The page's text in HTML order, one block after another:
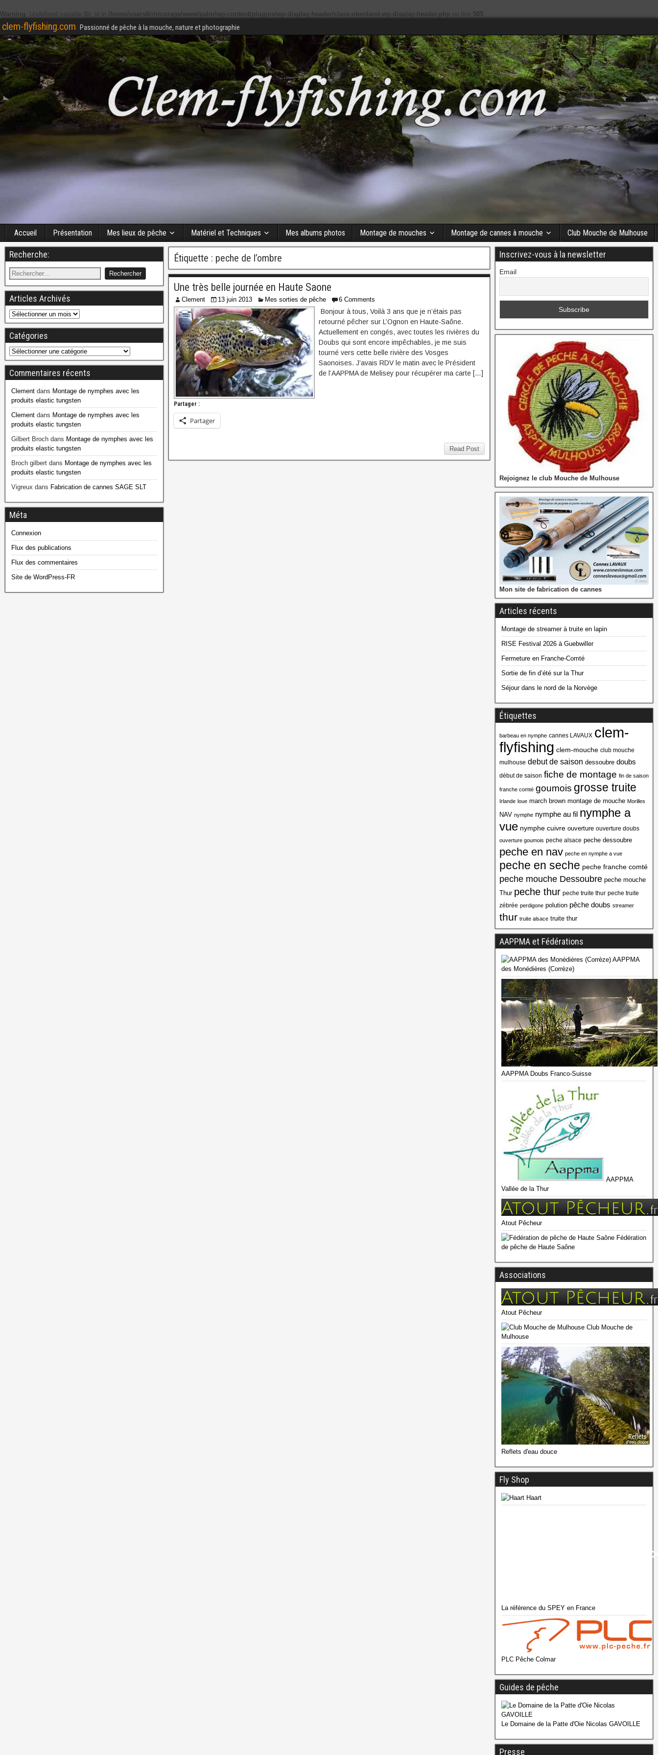
Warning : Undefined variable $tt_id in /home/users6/r/ricorage/www/palm/wp-content/plugins/wp-display-header/class-obenland-wp-display-header.php on line 505
clem-flyfishing.com Passionné de pêche à la mouche, nature et photographie
Accueil Présentation Mes lieux de pêche Matériel et Techniques Mes albums photos Montage de mouches Montage de cannes à mouche Club Mouche de Mulhouse
Étiquette : peche de l’ombre
Une très belle journée en Haute Saone
Clement 13 juin 2013 Mes sorties de pêche 6 Comments
Bonjour à tous, Voilà 3 ans que je n’étais pas
retourné pêcher sur L’Ognon en Haute-Saône.
Actuellement en congés, avec toutes les rivières du
Doubs qui sont encore impêchables, je me suis
tourné vers cette belle rivière des Vosges
Saonoises. J’avais RDV le matin avec le Président
de l’AAPPMA de Melisey pour récupérer ma carte […]
Partager :
Partager
Read Post
Recherche:
Articles Archivés
Catégories
Commentaires récents
Clement dans Montage de nymphes avec les
produits elastic tungsten
Clement dans Montage de nymphes avec les
produits elastic tungsten
Gilbert Broch dans Montage de nymphes avec les
produits elastic tungsten
Broch gilbert dans Montage de nymphes avec les
produits elastic tungsten
Vigreux dans Fabrication de cannes SAGE SLT
Méta
Connexion
Flux des publications
Flux des commentaires
Site de WordPress-FR
Inscrivez-vous à la newsletter
Email
Rejoignez le club Mouche de Mulhouse
Mon site de fabrication de cannes
Articles récents
Montage de streamer à truite en lapin
RISE Festival 2026 à Guebwiller
Fermeture en Franche-Comté
Sortie de fin d’été sur la Thur
Séjour dans le nord de la Norvège
Étiquettes
barbeau en nymphe cannes LAVAUX clem-
flyfishing clem-mouche club mouche
mulhouse debut de saison dessoubre doubs
début de saison fiche de montage fin de saison
franche comté goumois grosse truite
Irlande loue march brown montage de mouche Morilles
NAV nymphe nymphe au fil nymphe a
vue nymphe cuivre ouverture ouverture doubs
ouverture goumois peche alsace peche dessoubre
peche en nav peche en nymphe a vue
peche en seche peche franche comté
peche mouche Dessoubre peche mouche
Thur peche thur peche truite thur peche truite
zébrée perdigone polution pêche doubs streamer
thur truite alsace truite thur
AAPPMA et Fédérations
AAPPMA
des Monédières (Corrèze)
AAPPMA Doubs Franco-Suisse
AAPPMA
Vallée de la Thur
Atout Pêcheur
Fédération
de pêche de Haute Saône
Associations
Atout Pêcheur
Club Mouche de
Mulhouse
Reflets d'eau douce
Fly Shop
Haart
La référence du SPEY en France
PLC Pêche Colmar
Guides de pêche
Le Domaine de la Patte d'Oie Nicolas GAVOILLE
Presse